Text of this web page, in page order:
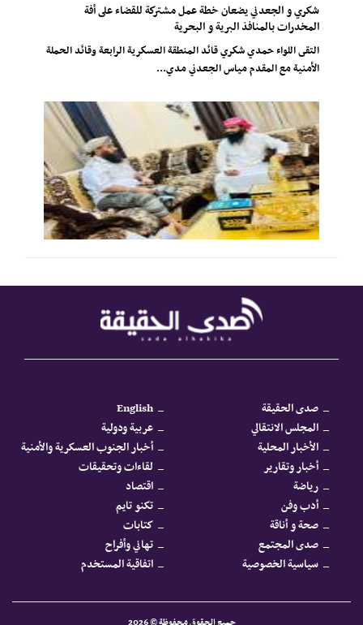
شكري و الجعدني يضعان خطة عمل مشتركة للقضاء على أفة
المخدرات بالمنافذ البرية و البحرية
التقى اللواء حمدي شكري قائد المنطقة العسكرية الرابعة وقائد الحملة
الأمنية مع المقدم مياس الجعدني مدي...
صدى الحقيقة
English
المجلس الانتقالي
عربية ودولية
الأخبار المحلية
أخبار الجنوب العسكرية والأمنية
أخبار وتقارير
لقاءات وتحقيقات
رياضة
اقتصاد
أدب وفن
تكنو تايم
صحة و أناقة
كتابات
صدى المجتمع
تهاني وأفراح
سياسية الخصوصية
اتفاقية المستخدم